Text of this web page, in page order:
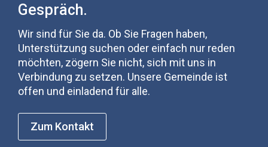
Gespräch.
Wir sind für Sie da. Ob Sie Fragen haben,
Unterstützung suchen oder einfach nur reden
möchten, zögern Sie nicht, sich mit uns in
Verbindung zu setzen. Unsere Gemeinde ist
offen und einladend für alle.
Zum Kontakt